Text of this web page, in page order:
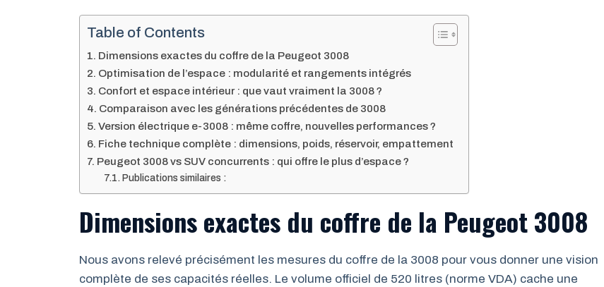
Table of Contents
Dimensions exactes du coffre de la Peugeot 3008
Optimisation de l’espace : modularité et rangements intégrés
Confort et espace intérieur : que vaut vraiment la 3008 ?
Comparaison avec les générations précédentes de 3008
Version électrique e-3008 : même coffre, nouvelles performances ?
Fiche technique complète : dimensions, poids, réservoir, empattement
Peugeot 3008 vs SUV concurrents : qui offre le plus d’espace ?
Publications similaires :
Dimensions exactes du coffre de la Peugeot 3008
Nous avons relevé précisément les mesures du coffre de la 3008 pour vous donner une vision
complète de ses capacités réelles. Le volume officiel de 520 litres (norme VDA) cache une